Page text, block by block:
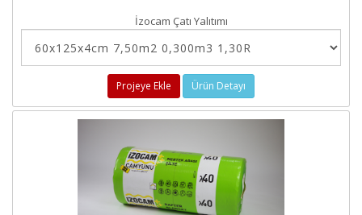
İzocam Çatı Yalıtımı
Projeye Ekle Ürün Detayı